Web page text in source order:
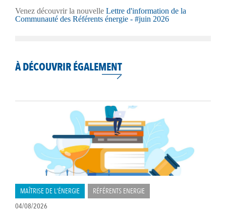
Venez découvrir la nouvelle Lettre d'information de la
Communauté des Référents énergie - #juin 2026
À DÉCOUVRIR ÉGALEMENT
MAÎTRISE DE L'ÉNERGIE
RÉFÉRENTS ENERGIE
04/08/2026